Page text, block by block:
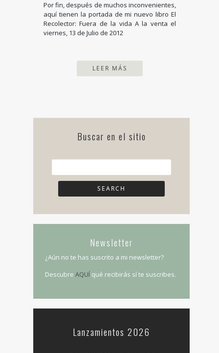
Por fin, después de muchos inconvenientes,
aquí tienen la portada de mi nuevo libro El
Recolector: Fuera de la vida A la venta el
viernes, 13 de Julio de 2012
LEER MÁS
Buscar en el sitio
Newsletter
¿Aún no te has suscrito a mi newsletter?
Descubre AQUÍ qué recibirás sí te suscribes.
Lanzamientos 2026